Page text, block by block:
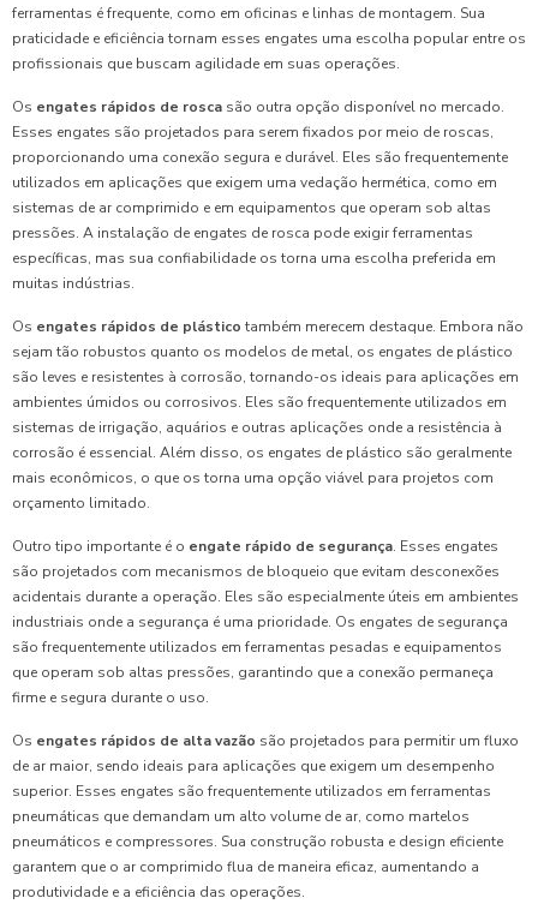
ferramentas é frequente, como em oficinas e linhas de montagem. Sua
praticidade e eficiência tornam esses engates uma escolha popular entre os
profissionais que buscam agilidade em suas operações.
Os engates rápidos de rosca são outra opção disponível no mercado.
Esses engates são projetados para serem fixados por meio de roscas,
proporcionando uma conexão segura e durável. Eles são frequentemente
utilizados em aplicações que exigem uma vedação hermética, como em
sistemas de ar comprimido e em equipamentos que operam sob altas
pressões. A instalação de engates de rosca pode exigir ferramentas
específicas, mas sua confiabilidade os torna uma escolha preferida em
muitas indústrias.
Os engates rápidos de plástico também merecem destaque. Embora não
sejam tão robustos quanto os modelos de metal, os engates de plástico
são leves e resistentes à corrosão, tornando-os ideais para aplicações em
ambientes úmidos ou corrosivos. Eles são frequentemente utilizados em
sistemas de irrigação, aquários e outras aplicações onde a resistência à
corrosão é essencial. Além disso, os engates de plástico são geralmente
mais econômicos, o que os torna uma opção viável para projetos com
orçamento limitado.
Outro tipo importante é o engate rápido de segurança. Esses engates
são projetados com mecanismos de bloqueio que evitam desconexões
acidentais durante a operação. Eles são especialmente úteis em ambientes
industriais onde a segurança é uma prioridade. Os engates de segurança
são frequentemente utilizados em ferramentas pesadas e equipamentos
que operam sob altas pressões, garantindo que a conexão permaneça
firme e segura durante o uso.
Os engates rápidos de alta vazão são projetados para permitir um fluxo
de ar maior, sendo ideais para aplicações que exigem um desempenho
superior. Esses engates são frequentemente utilizados em ferramentas
pneumáticas que demandam um alto volume de ar, como martelos
pneumáticos e compressores. Sua construção robusta e design eficiente
garantem que o ar comprimido flua de maneira eficaz, aumentando a
produtividade e a eficiência das operações.